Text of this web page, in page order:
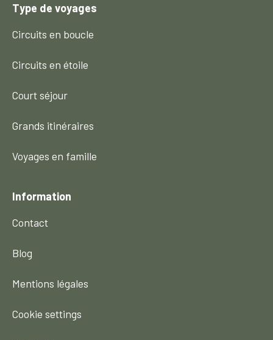
Type de voyages
Circuits en boucle
Circuits en étoile
Court séjour
Grands itinéraires
Voyages en famille
Information
Contact
Blog
Mentions légales
Cookie settings